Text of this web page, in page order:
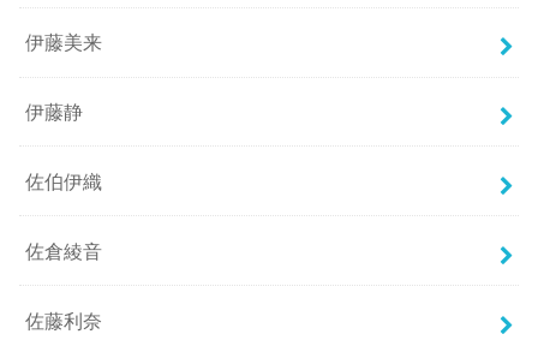
伊藤美来
伊藤静
佐伯伊織
佐倉綾音
佐藤利奈